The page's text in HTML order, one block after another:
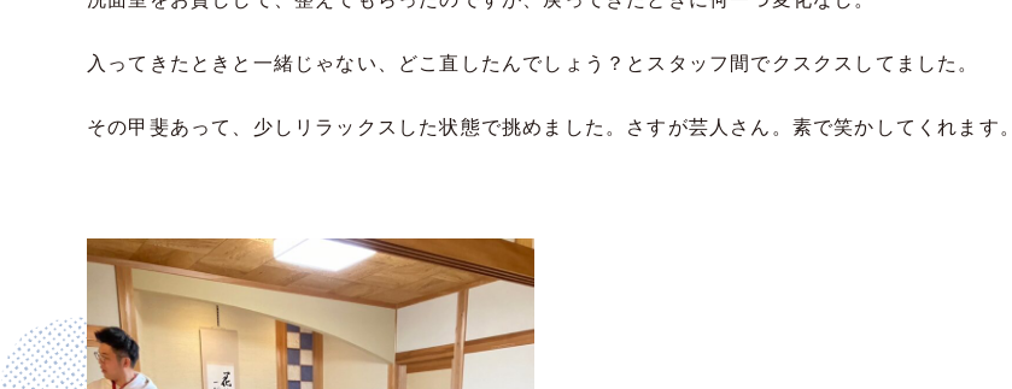
入ってきたときと一緒じゃない、どこ直したんでしょう？とスタッフ間でクスクスしてました。
その甲斐あって、少しリラックスした状態で挑めました。さすが芸人さん。素で笑かしてくれます。